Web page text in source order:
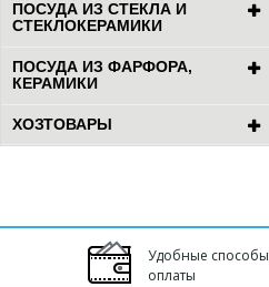
ПОСУДА ИЗ СТЕКЛА И
СТЕКЛОКЕРАМИКИ
ПОСУДА ИЗ ФАРФОРА,
КЕРАМИКИ
ХОЗТОВАРЫ
Удобные способы
оплаты